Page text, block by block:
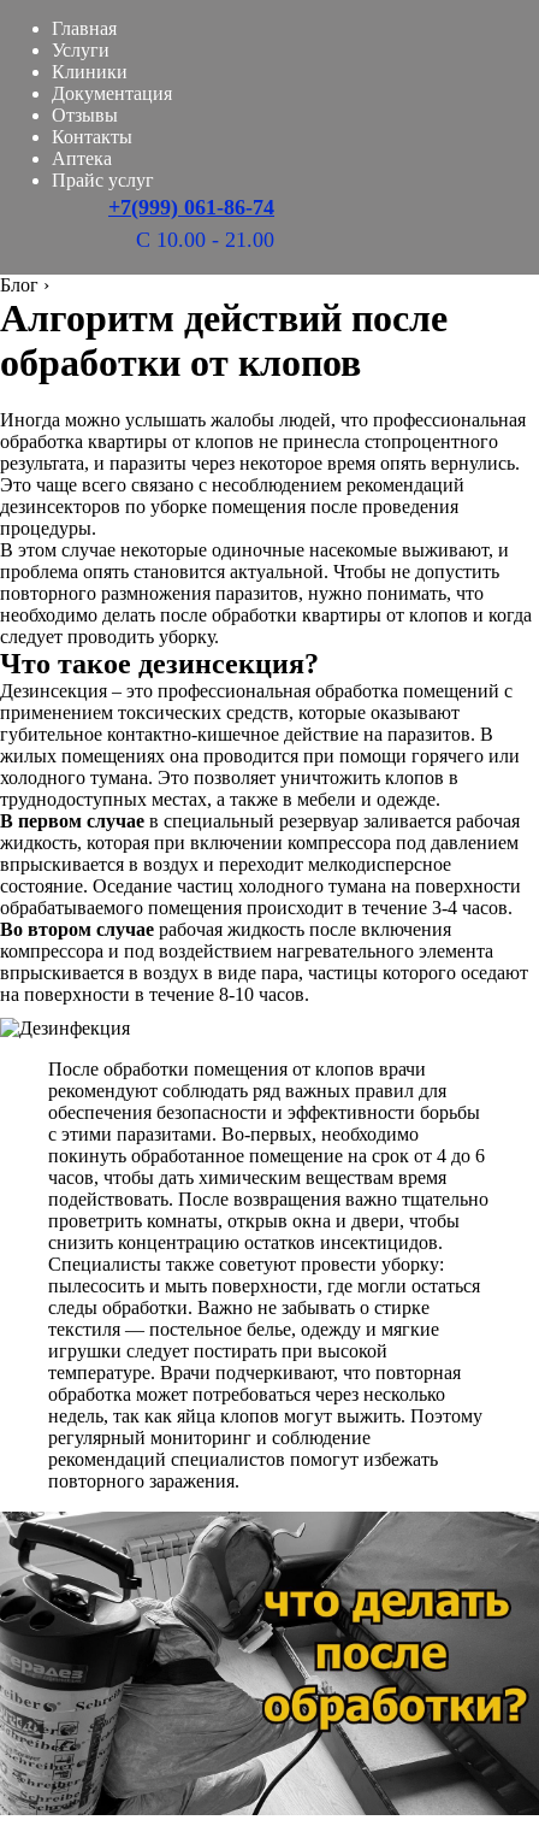
Главная
Услуги
Клиники
Документация
Отзывы
Контакты
Аптека
Прайс услуг
+7(999) 061-86-74
С 10.00 - 21.00
Блог ›
Алгоритм действий после
обработки от клопов
Иногда можно услышать жалобы людей, что профессиональная
обработка квартиры от клопов не принесла стопроцентного
результата, и паразиты через некоторое время опять вернулись.
Это чаще всего связано с несоблюдением рекомендаций
дезинсекторов по уборке помещения после проведения
процедуры.
В этом случае некоторые одиночные насекомые выживают, и
проблема опять становится актуальной. Чтобы не допустить
повторного размножения паразитов, нужно понимать, что
необходимо делать после обработки квартиры от клопов и когда
следует проводить уборку.
Что такое дезинсекция?
Дезинсекция – это профессиональная обработка помещений с
применением токсических средств, которые оказывают
губительное контактно-кишечное действие на паразитов. В
жилых помещениях она проводится при помощи горячего или
холодного тумана. Это позволяет уничтожить клопов в
труднодоступных местах, а также в мебели и одежде.
В первом случае в специальный резервуар заливается рабочая
жидкость, которая при включении компрессора под давлением
впрыскивается в воздух и переходит мелкодисперсное
состояние. Оседание частиц холодного тумана на поверхности
обрабатываемого помещения происходит в течение 3-4 часов.
Во втором случае рабочая жидкость после включения
компрессора и под воздействием нагревательного элемента
впрыскивается в воздух в виде пара, частицы которого оседают
на поверхности в течение 8-10 часов.
После обработки помещения от клопов врачи
рекомендуют соблюдать ряд важных правил для
обеспечения безопасности и эффективности борьбы
с этими паразитами. Во-первых, необходимо
покинуть обработанное помещение на срок от 4 до 6
часов, чтобы дать химическим веществам время
подействовать. После возвращения важно тщательно
проветрить комнаты, открыв окна и двери, чтобы
снизить концентрацию остатков инсектицидов.
Специалисты также советуют провести уборку:
пылесосить и мыть поверхности, где могли остаться
следы обработки. Важно не забывать о стирке
текстиля — постельное белье, одежду и мягкие
игрушки следует постирать при высокой
температуре. Врачи подчеркивают, что повторная
обработка может потребоваться через несколько
недель, так как яйца клопов могут выжить. Поэтому
регулярный мониторинг и соблюдение
рекомендаций специалистов помогут избежать
повторного заражения.